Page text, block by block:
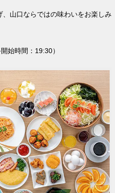
山口ならではの味わいをお楽しみ
始時間：19:30）